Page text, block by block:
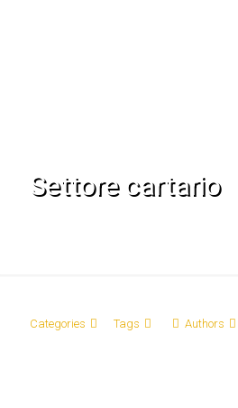
Settore cartario
Categories Tags Authors